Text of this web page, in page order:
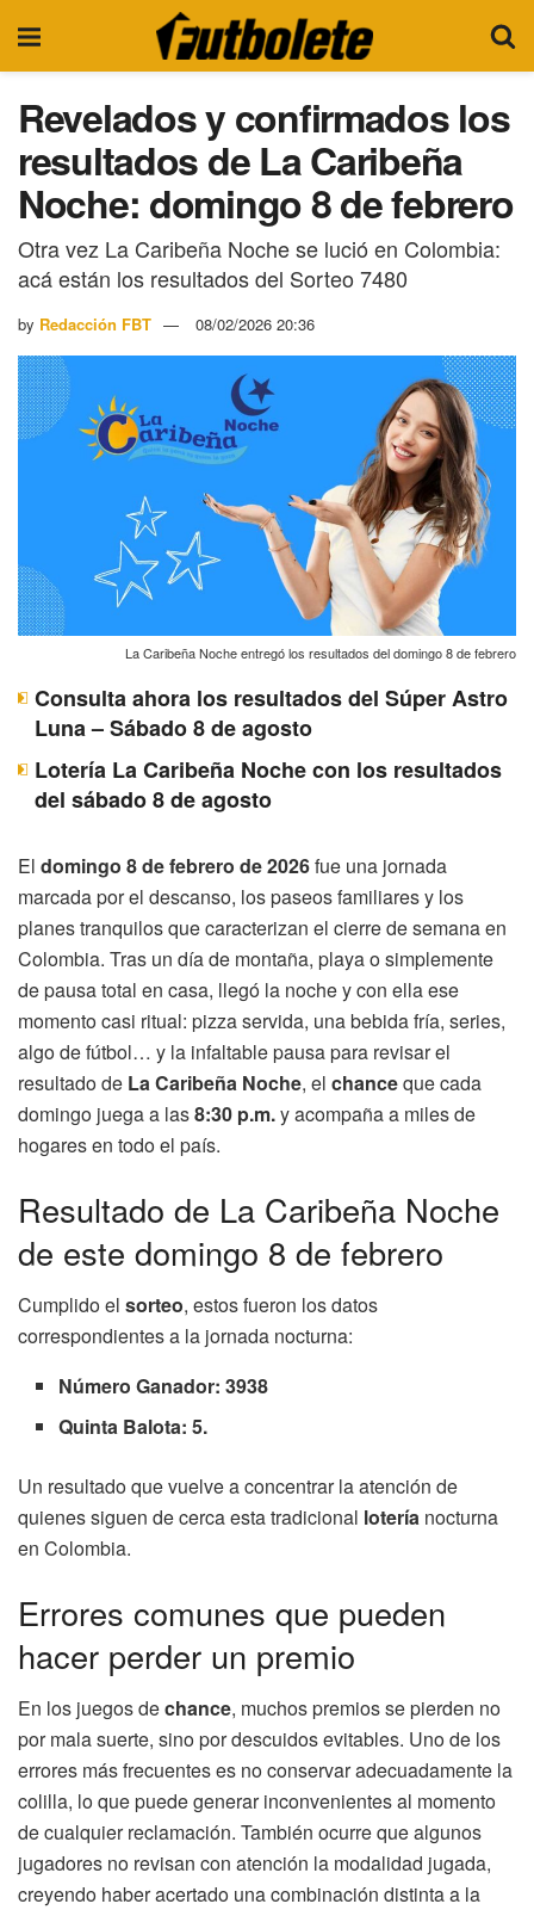
Revelados y confirmados los
resultados de La Caribeña
Noche: domingo 8 de febrero
Otra vez La Caribeña Noche se lució en Colombia:
acá están los resultados del Sorteo 7480
by Redacción FBT 08/02/2026 20:36
La Caribeña Noche entregó los resultados del domingo 8 de febrero
Consulta ahora los resultados del Súper Astro
Luna – Sábado 8 de agosto
Lotería La Caribeña Noche con los resultados
del sábado 8 de agosto
El domingo 8 de febrero de 2026fue una jornada
marcada por el descanso, los paseos familiares y los
planes tranquilos que caracterizan el cierre de semana en
Colombia. Tras un día de montaña, playa o simplemente
de pausa total en casa, llegó la noche y con ella ese
momento casi ritual: pizza servida, una bebida fría, series,
algo de fútbol… y la infaltable pausa para revisar el
resultado de La Caribeña Noche, el chanceque cada
domingo juega a las8:30 p.m.y acompaña a miles de
hogares en todo el país.
Resultado de La Caribeña Noche
de este domingo 8 de febrero
Cumplido el sorteo, estos fueron los datos
correspondientes a la jornada nocturna:
Número Ganador: 3938
Quinta Balota: 5.
Un resultado que vuelve a concentrar la atención de
quienes siguen de cerca esta tradicional lotería nocturna
en Colombia.
Errores comunes que pueden
hacer perder un premio
En los juegos dechance, muchos premios se pierden no
por mala suerte, sino por descuidos evitables. Uno de los
errores más frecuentes es no conservar adecuadamente la
colilla, lo que puede generar inconvenientes al momento
de cualquier reclamación. También ocurre que algunos
jugadores no revisan con atención la modalidad jugada,
creyendo haber acertado una combinación distinta a la